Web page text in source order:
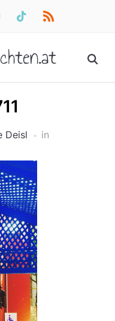
tiktok rss
Deisl in